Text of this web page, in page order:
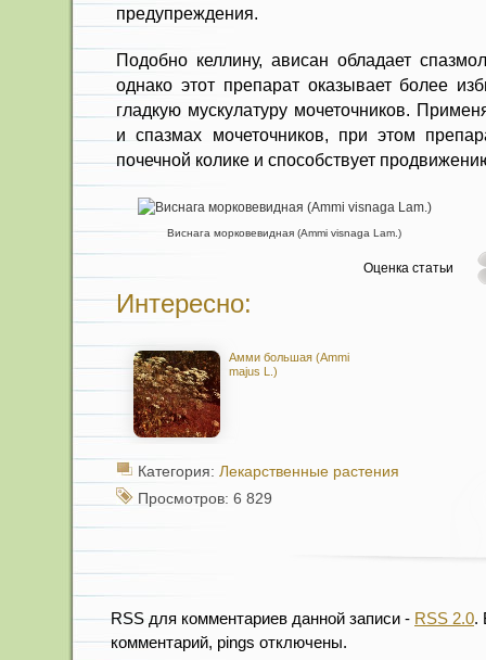
предупреждения.
Подобно келлину, ависан обладает
однако этот препарат оказывает более
гладкую муску­латуру мочеточников.
и спазмах мочеточни­ков, при этом
почечной колике и способ­ствует
Виснага морковевидная (Ammi visnaga Lam.)
Оценка статьи
Интересно:
Амми большая (Ammi
majus L.)
Категория: Лекарственные растения
Просмотров: 6 829
RSS для комментариев данной записи - RSS 2.0.
комментарий, pings отключены.